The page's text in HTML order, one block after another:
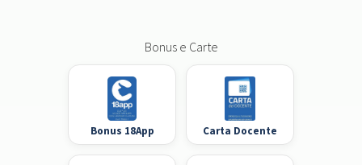
Bonus e Carte
Bonus 18App Carta Docente